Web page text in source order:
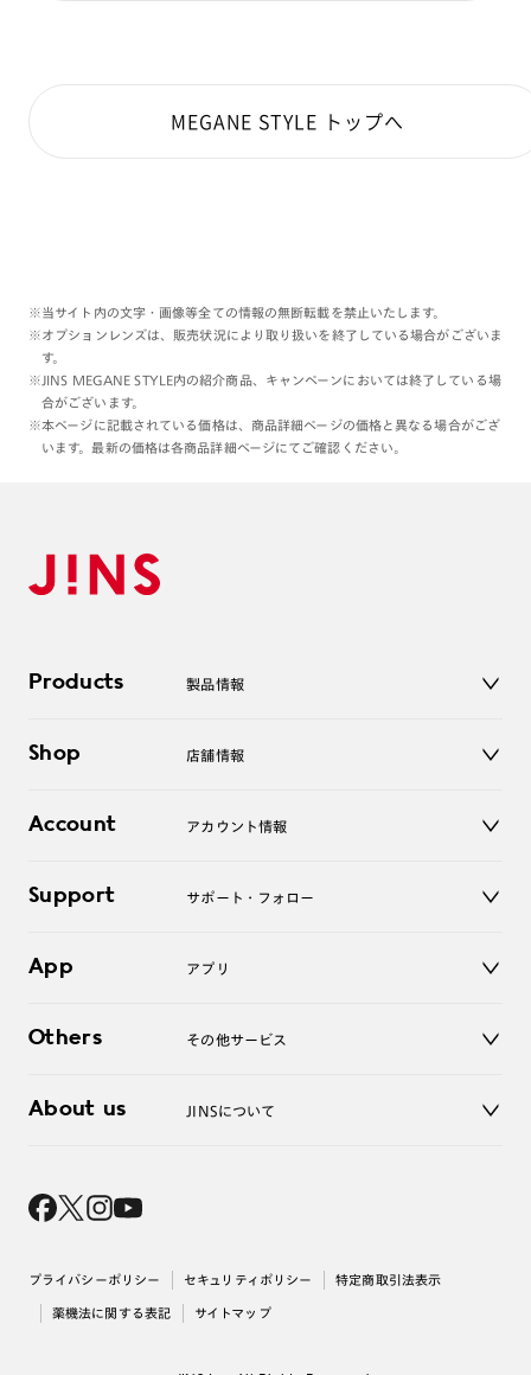
MEGANE STYLE トップへ
※当サイト内の文字・画像等全ての情報の無断転載を禁止いたします。
※オプションレンズは、販売状況により取り扱いを終了している場合がございま
す。
※JINS MEGANE STYLE内の紹介商品、キャンペーンにおいては終了している場
合がございます。
※本ページに記載されている価格は、商品詳細ページの価格と異なる場合がござ
います。最新の価格は各商品詳細ページにてご確認ください。
Products 製品情報
サングラス
コンタクトレンズ
アクセサリー
Shop 店舗情報
オンラインショップ
Account アカウント情報
ログアウト
Support サポート・フォロー
よくあるご質問
お問い合わせ
App アプリ
Others その他サービス
レンズ交換
About us JINSについて
採用情報
出店について
プライバシーポリシー セキュリティポリシー 特定商取引法表示
薬機法に関する表記 サイトマップ